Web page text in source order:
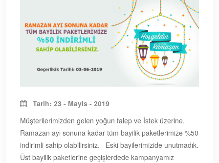
Tarih: 23 - Mayis - 2019
Müşterilerimizden gelen yoğun talep ve İstek üzerine,
Ramazan ayı sonuna kadar tüm bayilik paketlerimize %50
indirimli sahip olabilirsiniz. Eski bayilerimizide unutmadık.
Üst bayilik paketlerine geçişlerdede kampanyamız